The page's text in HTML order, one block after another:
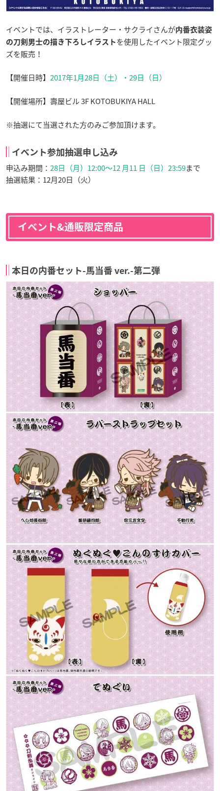
イベントでは、イラストレーター・サクライさんが内番衣装姿
の刀剣男士の描き下ろしイラスト を使用したイベント限定グッ
ズを販売！
【開催日時】 2017年1月28日（土）・29日（日）
【開催場所】壽屋ビル 3F KOTOBUKIYA HALL
※抽選にて当選された方のみご参加頂けます。
イベント参加抽選申し込み
申込み期間： 28日（月）12:00～12 月11 日（日）23:59まで
抽選結果：12月20日（火）
イベント&通販限定商品
本日の内番セット-馬当番 ver.-第二弾